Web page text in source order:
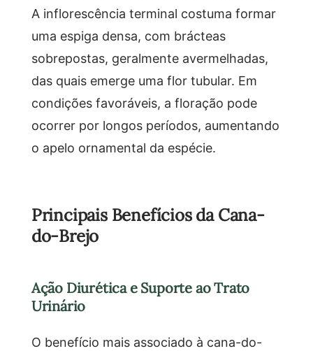
A inflorescência terminal costuma formar
uma espiga densa, com brácteas
sobrepostas, geralmente avermelhadas,
das quais emerge uma flor tubular. Em
condições favoráveis, a floração pode
ocorrer por longos períodos, aumentando
o apelo ornamental da espécie.
Principais Benefícios da Cana-
do-Brejo
Ação Diurética e Suporte ao Trato
Urinário
O benefício mais associado à cana-do-